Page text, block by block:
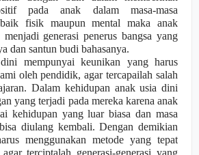
pada anak dalam masa-masa
baik fisik maupun mental maka anak
generasi penerus bangsa yang
dan santun budi bahasanya.
mempunyai keunikan yang harus
oleh pendidik, agar tercapailah salah
Dalam kehidupan anak usia dini
yang terjadi pada mereka karena anak
kehidupan yang luar biasa dan masa
diulang kembali. Dengan demikian
menggunakan metode yang tepat